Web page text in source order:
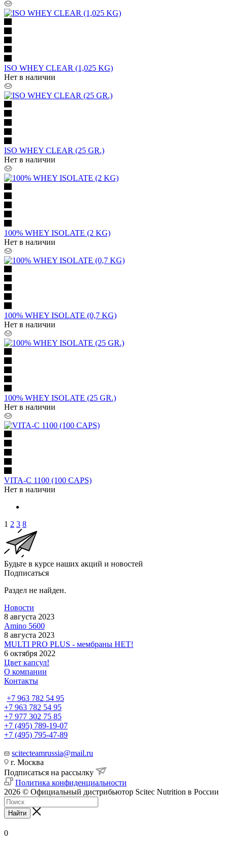
ISO WHEY CLEAR (1,025 KG)
Нет в наличии
ISO WHEY CLEAR (25 GR.)
Нет в наличии
100% WHEY ISOLATE (2 KG)
Нет в наличии
100% WHEY ISOLATE (0,7 KG)
Нет в наличии
100% WHEY ISOLATE (25 GR.)
Нет в наличии
VITA-C 1100 (100 CAPS)
Нет в наличии
1 2 3 8
Будьте в курсе наших акций и новостей
Подписаться
Раздел не найден.
Новости
8 августа 2023
Amino 5600
8 августа 2023
MULTI PRO PLUS - мембраны НЕТ!
6 октября 2022
Цвет капсул!
О компании
Контакты
+7 963 782 54 95
+7 963 782 54 95
+7 977 302 75 85
+7 (495) 789-19-07
+7 (495) 795-47-89
scitecteamrussia@mail.ru
г. Москва
Подписаться на рассылку
Политика конфиденциальности
2026 © Официальный дистрибьютор Scitec Nutrition в России
Найти
0